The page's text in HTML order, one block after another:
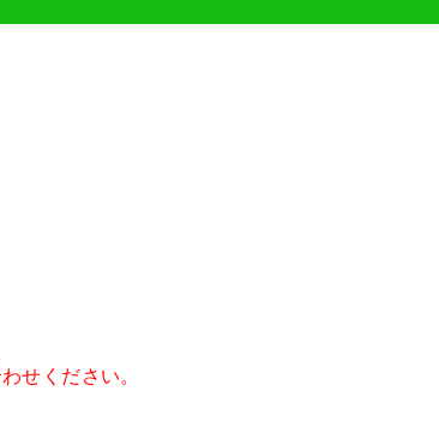
せください。